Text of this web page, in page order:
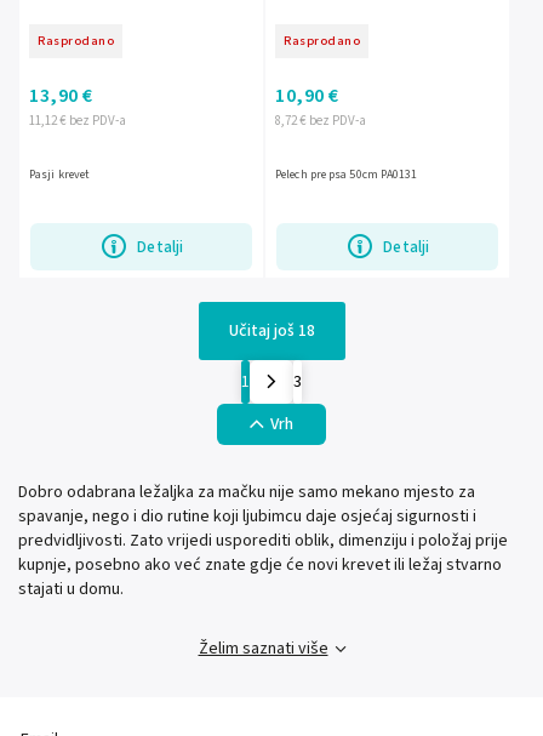
Rasprodano
11,12 € bez PDV-a
13,90 €
Detalji
Pasji krevet
Rasprodano
8,72 € bez PDV-a
10,90 €
Detalji
Pelech pre psa 50cm PA0131
Učitaj još 18
1
3
Vrh
Dobro odabrana ležaljka za mačku nije samo mekano mjesto za
spavanje, nego i dio rutine koji ljubimcu daje osjećaj sigurnosti i
predvidljivosti. Zato vrijedi usporediti oblik, dimenziju i položaj prije
kupnje, posebno ako već znate gdje će novi krevet ili ležaj stvarno
stajati u domu.
Želim saznati više